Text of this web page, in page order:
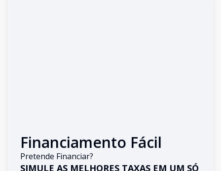
Financiamento Fácil
Pretende Financiar?
SIMULE AS MELHORES TAXAS EM UM SÓ